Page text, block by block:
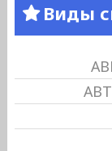
Виды